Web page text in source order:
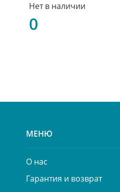
Нет в наличии
0
МЕНЮ
О нас
Гарантия и возврат